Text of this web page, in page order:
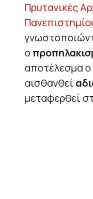
Πρυτανικές
ο
αποτέλεσμα ο
αισθανθεί
μεταφερθεί